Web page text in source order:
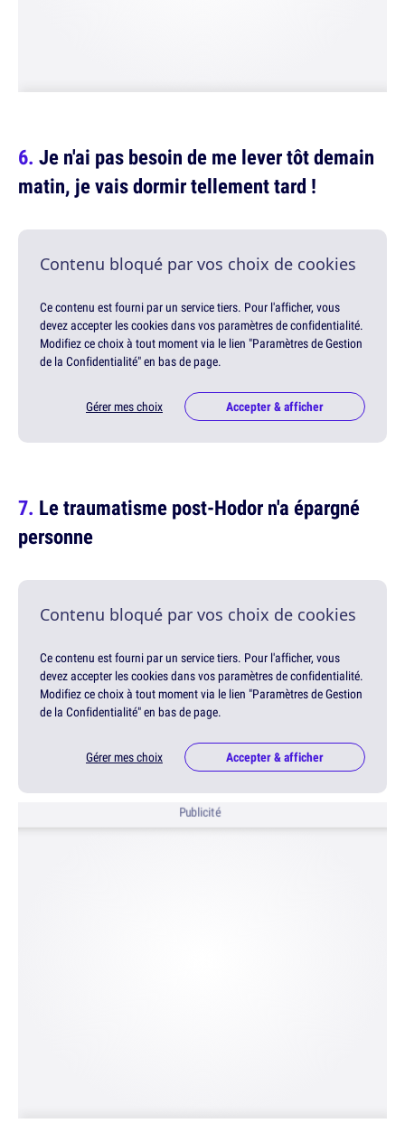
Je n'ai pas besoin de me lever tôt demain
matin, je vais dormir tellement tard !
Contenu bloqué par vos choix de cookies
Ce contenu est fourni par un service tiers. Pour l'afficher, vous
devez accepter les cookies dans vos paramètres de confidentialité.
Modifiez ce choix à tout moment via le lien "Paramètres de Gestion
de la Confidentialité" en bas de page.
Gérer mes choix Accepter & afficher
Le traumatisme post-Hodor n'a épargné
personne
Contenu bloqué par vos choix de cookies
Ce contenu est fourni par un service tiers. Pour l'afficher, vous
devez accepter les cookies dans vos paramètres de confidentialité.
Modifiez ce choix à tout moment via le lien "Paramètres de Gestion
de la Confidentialité" en bas de page.
Gérer mes choix Accepter & afficher
Publicité